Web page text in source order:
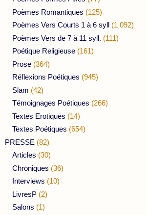
Poèmes Romantiques (125)
Poèmes Vers Courts 1 à 6 syll (1 092)
Poèmes Vers de 7 à 11 syll. (111)
Poétique Religieuse (161)
Prose (364)
Réflexions Poétiques (945)
Slam (42)
Témoignages Poétiques (266)
Textes Erotiques (14)
Textes Poétiques (654)
PRESSE (82)
Articles (30)
Chroniques (36)
Interviews (10)
LivresP (2)
Salons (1)